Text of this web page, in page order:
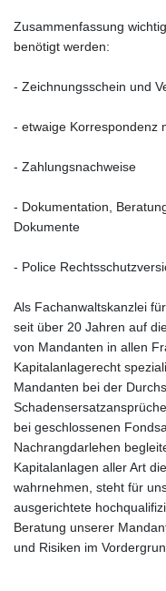
Zusammenfassung
benötigt werden:
- Zeichnungsschein und
- etwaige Korrespondenz
- Zahlungsnachweise
- Dokumentation,
Dokumente
- Police
Als Fachanwaltskanzlei
seit über 20 Jahren auf
von Mandanten in allen
Kapitalanlagerecht
Mandanten bei der
bei geschlossenen
Nachrangdarlehen
Kapitalanlagen aller Art
wahrnehmen, steht für
ausgerichtete
Beratung unserer
und Risiken im